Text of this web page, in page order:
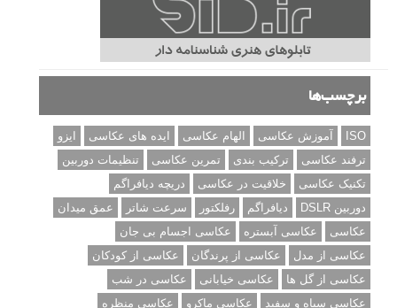
برچسب‌ها
ISO آموزش عکاسی الهام عکاسی ایده های عکاسی
ایزو
ترفند عکاسی
ترکیب بندی تمرین عکاسی
تنظیمات دوربین
تکنیک عکاسی
خلاقیت در عکاسی
دریچه دیافراگم
دوربین DSLR
دیافراگم رفلکتور سرعت شاتر
عمق میدان
عکاسی
عکاسی آبستره
عکاسی اجسام بی جان
عکاسی از مدل
عکاسی از پرندگان
عکاسی از کودکان
عکاسی از گل ها
عکاسی خیابانی
عکاسی در شب
عکاسی سیاه و سفید
عکاسی ماکرو
عکاسی منظره